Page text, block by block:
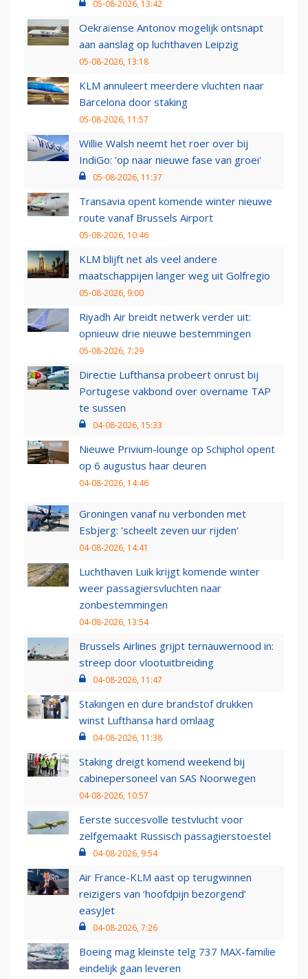
05-08-2026, 13:42
Oekraïense Antonov mogelijk ontsnapt
aan aanslag op luchthaven Leipzig
05-08-2026, 13:18
KLM annuleert meerdere vluchten naar
Barcelona door staking
05-08-2026, 11:57
Willie Walsh neemt het roer over bij
IndiGo: 'op naar nieuwe fase van groei'
05-08-2026, 11:37
Transavia opent komende winter nieuwe
route vanaf Brussels Airport
05-08-2026, 10:46
KLM blijft net als veel andere
maatschappijen langer weg uit Golfregio
05-08-2026, 9:00
Riyadh Air breidt netwerk verder uit:
opnieuw drie nieuwe bestemmingen
05-08-2026, 7:29
Directie Lufthansa probeert onrust bij
Portugese vakbond over overname TAP
te sussen
04-08-2026, 15:33
Nieuwe Privium-lounge op Schiphol opent
op 6 augustus haar deuren
04-08-2026, 14:46
Groningen vanaf nu verbonden met
Esbjerg: 'scheelt zeven uur rijden'
04-08-2026, 14:41
Luchthaven Luik krijgt komende winter
weer passagiersvluchten naar
zonbestemmingen
04-08-2026, 13:54
Brussels Airlines grijpt ternauwernood in:
streep door vlootuitbreiding
04-08-2026, 11:47
Stakingen en dure brandstof drukken
winst Lufthansa hard omlaag
04-08-2026, 11:38
Staking dreigt komend weekend bij
cabinepersoneel van SAS Noorwegen
04-08-2026, 10:57
Eerste succesvolle testvlucht voor
zelfgemaakt Russisch passagierstoestel
04-08-2026, 9:54
Air France-KLM aast op terugwinnen
reizigers van ‘hoofdpijn bezorgend’
easyJet
04-08-2026, 7:26
Boeing mag kleinste telg 737 MAX-familie
eindelijk gaan leveren